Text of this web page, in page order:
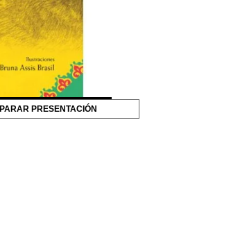
PARAR PRESENTACIÓN